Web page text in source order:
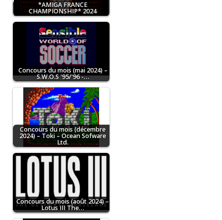
*AMIGA FRANCE
CHAMPIONSHIP* 2024
Concours du mois (mai 2024) –
S.W.O.S '95/'96 -…
Concours du mois (décembre
2024) – Toki – Ocean Sofware
Ltd.
Concours du mois (août 2024) –
Lotus III The…